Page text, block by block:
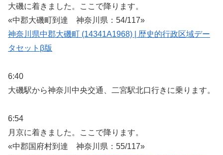
大磯に着きました。ここで降ります。
«中郡大磯町到達 神奈川県：54/117»
神奈川県中郡大磯町 (14341A1968) | 歴史的行政区域デー
タセットβ版
6:40
大磯駅から神奈川中央交通、二宮駅北口行きに乗ります。
6:54
月京に着きました。ここで降ります。
«中郡国府村到達 神奈川県：55/117»